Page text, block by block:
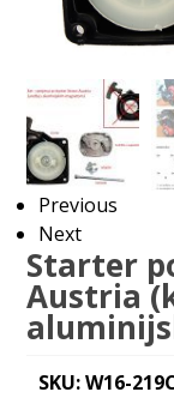
Previous
Next
Starter
Austria
SKU: W16-